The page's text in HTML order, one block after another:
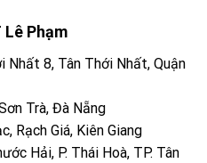
Phạm
Nhất 8, Tân Thới Nhất, Quận
Trà, Đà Nẵng
Rạch Giá, Kiên Giang
Hải, P. Thái Hoà, TP. Tân